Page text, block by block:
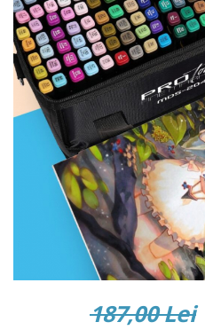
Reparatii si Renovare
187,00 Lei